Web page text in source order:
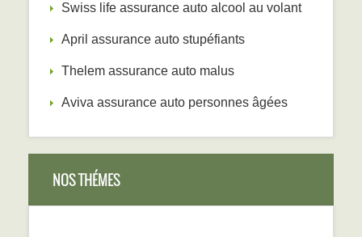
Swiss life assurance auto alcool au volant
April assurance auto stupéfiants
Thelem assurance auto malus
Aviva assurance auto personnes âgées
NOS THÉMES